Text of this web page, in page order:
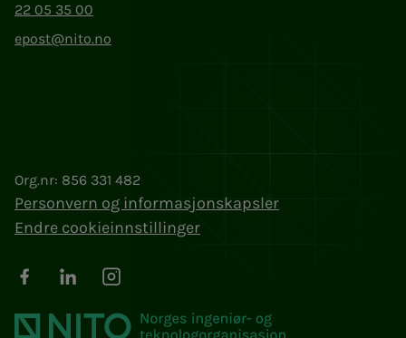
22 05 35 00
epost@nito.no
Org.nr: 856 331 482
Personvern og informasjonskapsler
Endre cookieinnstillinger
FacebookLinkedInInstagram